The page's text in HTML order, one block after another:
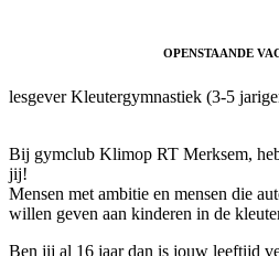
OPENSTAANDE
lesgever Kleutergymnastiek (3-5
Bij gymclub Klimop RT Merksem,
jij!
Mensen met ambitie en mensen die
willen geven aan kinderen in de
Ben jij al 16 jaar dan is jouw leeftijd